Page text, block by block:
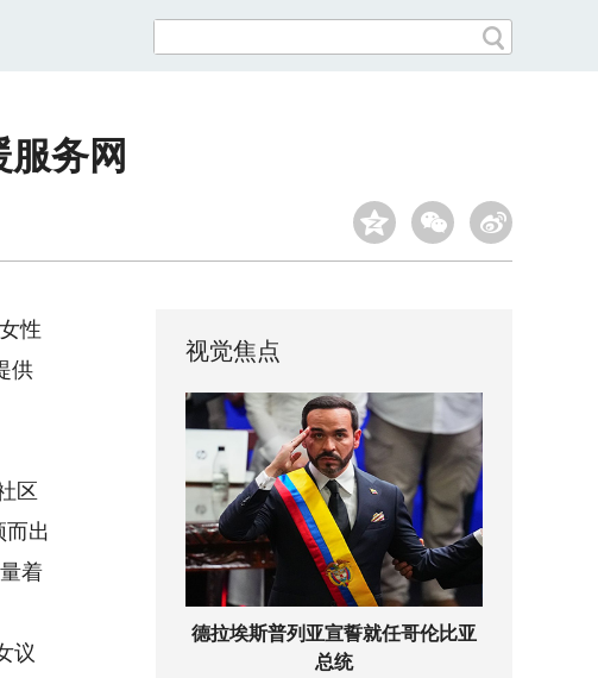
务网
性
供
区
而出
着
议
视觉焦点
德拉埃斯普列亚宣誓就任哥伦比亚
总统